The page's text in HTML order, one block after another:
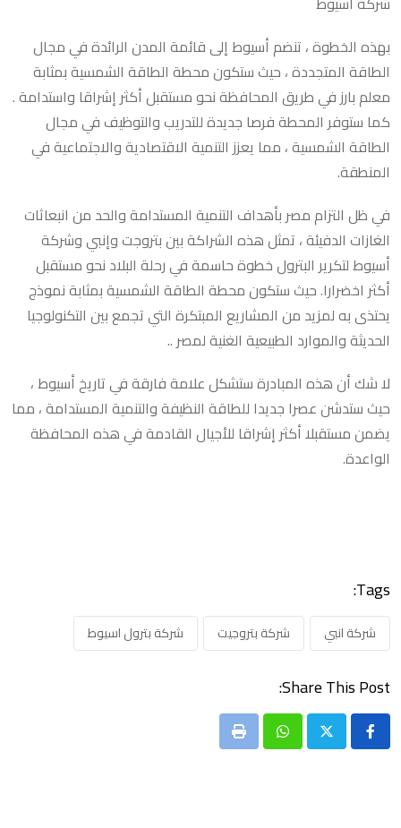
بهذه الخطوة ، تنضم أسيوط إلى قائمة المدن الرائدة في مجال
الطاقة المتجددة ، حيث ستكون محطة الطاقة الشمسية بمثابة
معلم بارز في طريق المحافظة نحو مستقبل أكثر إشراقا واستدامة .
كما ستوفر المحطة فرصا جديدة للتدريب والتوظيف في مجال
الطاقة الشمسية ، مما يعزز التنمية الاقتصادية والاجتماعية في
المنطقة.
في ظل التزام مصر بأهداف التنمية المستدامة والحد من انبعاثات
الغازات الدفيئة ، تمثل هذه الشراكة بين بتروجت وإنبي وشركة
أسيوط لتكرير البترول خطوة حاسمة في رحلة البلاد نحو مستقبل
أكثر اخضرارا. حيث ستكون محطة الطاقة الشمسية بمثابة نموذج
يحتذى به لمزيد من المشاريع المبتكرة التي تجمع بين التكنولوجيا
الحديثة والموارد الطبيعية الغنية لمصر ..
لا شك أن هذه المبادرة ستشكل علامة فارقة في تاريخ أسيوط ،
حيث ستدشن عصرا جديدا للطاقة النظيفة والتنمية المستدامة ، مما
يضمن مستقبلا أكثر إشراقا للأجيال القادمة في هذه المحافظة
الواعدة.
Tags:
شركة انبي شركة بتروجيت شركة بترول اسيوط
Share This Post:
Whatsapp
Print